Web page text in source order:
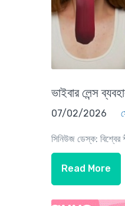
ভাইবার লেন্স
07/02/2026
সিনিউজ ডেস্ক: বিশ্বের
Read More